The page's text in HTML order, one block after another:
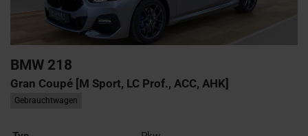
BMW 218
Gran Coupé [M Sport, LC Prof., ACC, AHK]
Gebrauchtwagen